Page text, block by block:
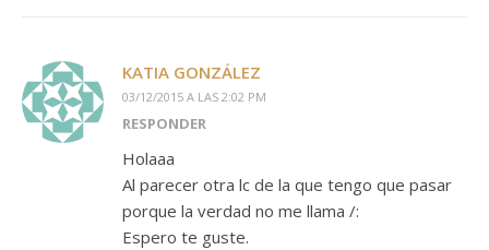
KATIA GONZÁLEZ
03/12/2015 A LAS 2:02 PM
RESPONDER
Holaaa
Al parecer otra lc de la que tengo que pasar
porque la verdad no me llama /:
Espero te guste.